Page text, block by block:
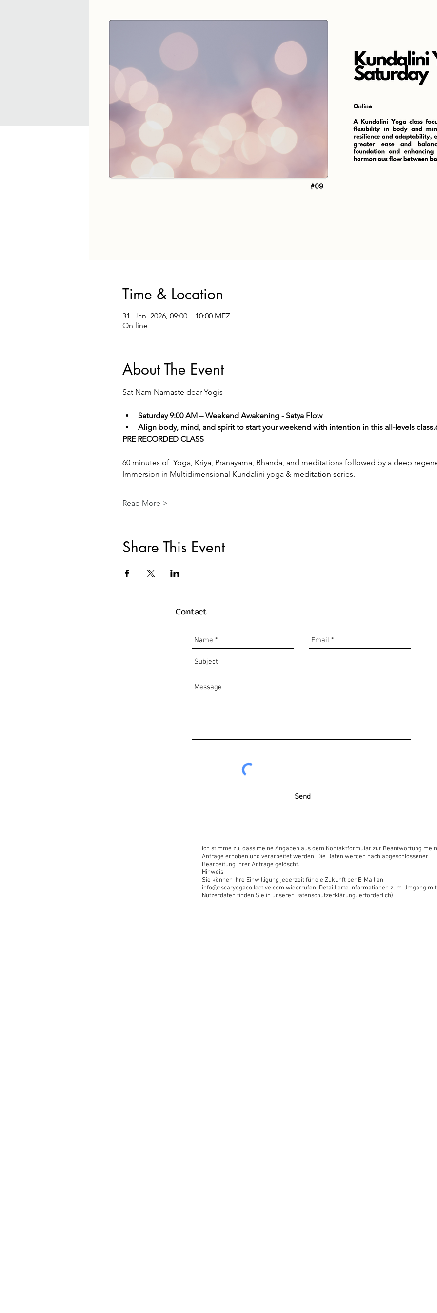
Time & Location
31. Jan. 2026, 09:00 – 10:00 MEZ
On line
About The Event
Sat Nam Namaste dear Yogis
Saturday 9:00 AM – Weekend Awakening - Satya Flow
Align body, mind, and spirit to start your weekend with intention in this all-levels
PRE RECORDED CLASS
60 minutes of  Yoga, Kriya, Pranayama, Bhanda, and meditations followed by a deep
Immersion in Multidimensional Kundalini yoga & meditation series.
Read More >
Share This Event
Contact
Send
Ich stimme zu, dass meine Angaben aus dem Kontaktformular zur Beantwortung
Anfrage erhoben und verarbeitet werden. Die Daten werden nach abgeschlossener
Bearbeitung Ihrer Anfrage gelöscht.
Hinweis:
Sie können Ihre Einwilligung jederzeit für die Zukunft per E-Mail an
info@oscaryogacollective.com widerrufen. Detaillierte Informationen zum Umgang mit
Nutzerdaten finden Sie in unserer Datenschutzerklärung.(erforderlich)